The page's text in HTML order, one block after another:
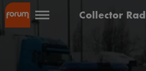
Collector